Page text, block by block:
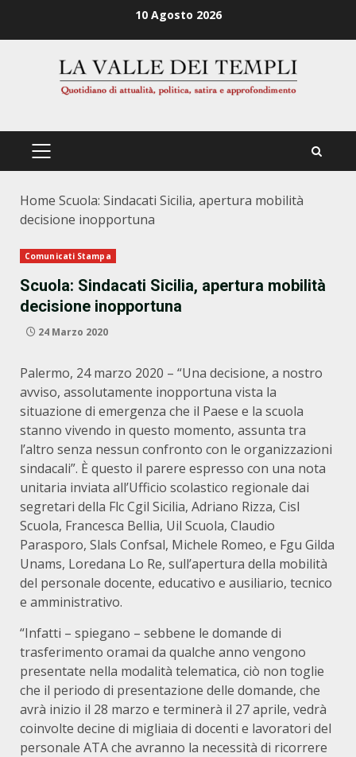
10 Agosto 2026
PRIMÄRES
Home Scuola: Sindacati Sicilia, apertura mobilità
decisione inopportuna
Comunicati Stampa
Scuola: Sindacati Sicilia, apertura mobilità
decisione inopportuna
24 Marzo 2020
Palermo, 24 marzo 2020 – “Una decisione, a nostro
avviso, assolutamente inopportuna vista la
situazione di emergenza che il Paese e la scuola
stanno vivendo in questo momento, assunta tra
l’altro senza nessun confronto con le organizzazioni
sindacali”. È questo il parere espresso con una nota
unitaria inviata all’Ufficio scolastico regionale dai
segretari della Flc Cgil Sicilia, Adriano Rizza, Cisl
Scuola, Francesca Bellia, Uil Scuola, Claudio
Parasporo, Slals Confsal, Michele Romeo, e Fgu Gilda
Unams, Loredana Lo Re, sull’apertura della mobilità
del personale docente, educativo e ausiliario, tecnico
e amministrativo.
“Infatti – spiegano – sebbene le domande di
trasferimento oramai da qualche anno vengono
presentate nella modalità telematica, ciò non toglie
che il periodo di presentazione delle domande, che
avrà inizio il 28 marzo e terminerà il 27 aprile, vedrà
coinvolte decine di migliaia di docenti e lavoratori del
personale ATA che avranno la necessità di ricorrere